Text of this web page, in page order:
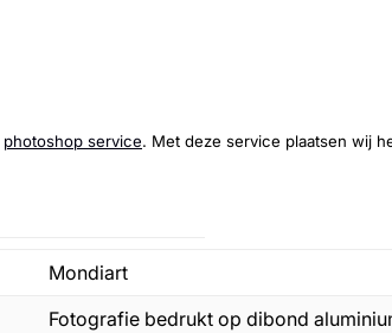
photoshop service. Met deze service plaatsen wij
Mondiart
Fotografie bedrukt op dibond